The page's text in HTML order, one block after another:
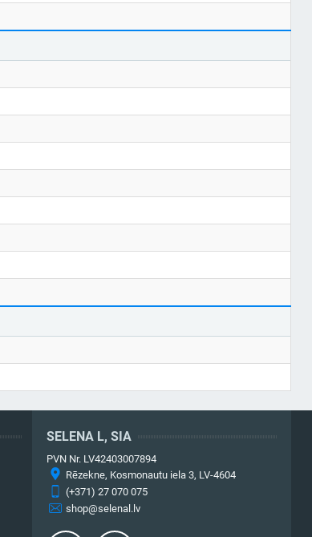
SELENA L, SIA
PVN Nr. LV42403007894
Rēzekne, Kosmonautu iela 3, LV-4604
(+371) 27 070 075
shop@selenal.lv